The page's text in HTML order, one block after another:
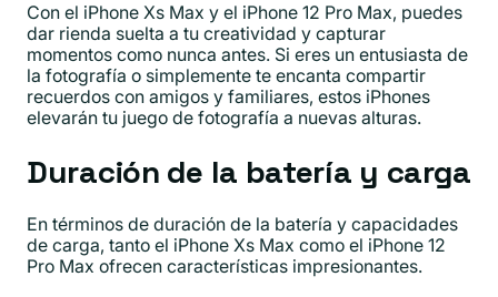
Con el iPhone Xs Max y el iPhone 12 Pro Max, puedes
dar rienda suelta a tu creatividad y capturar
momentos como nunca antes. Si eres un entusiasta de
la fotografía o simplemente te encanta compartir
recuerdos con amigos y familiares, estos iPhones
elevarán tu juego de fotografía a nuevas alturas.
Duración de la batería y carga
En términos de duración de la batería y capacidades
de carga, tanto el iPhone Xs Max como el iPhone 12
Pro Max ofrecen características impresionantes.